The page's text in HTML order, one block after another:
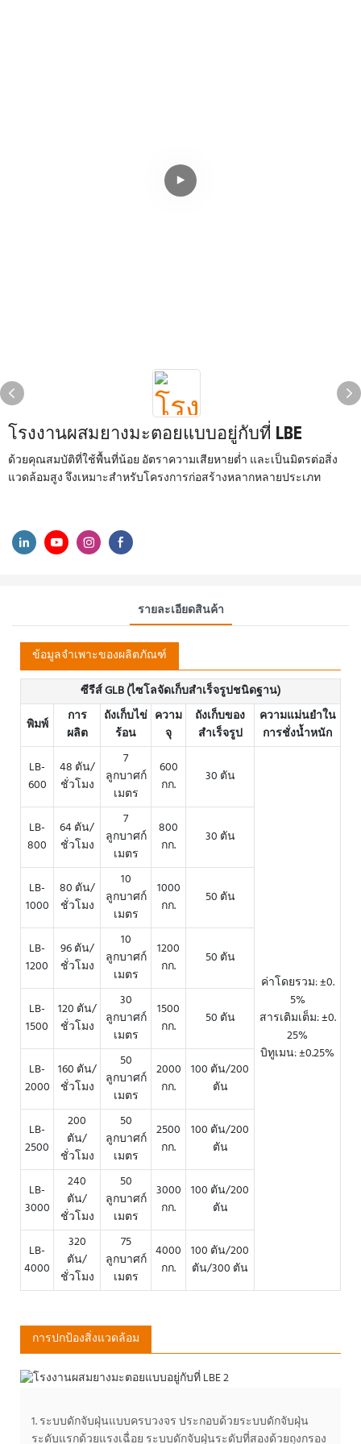
โรงงานผสมยางมะตอยแบบอยู่กับที่ LBE
ด้วยคุณสมบัติที่ใช้พื้นที่น้อย อัตราความเสียหายต่ำ และเป็นมิตรต่อสิ่ง
แวดล้อมสูง จึงเหมาะสำหรับโครงการก่อสร้างหลากหลายประเภท
รายละเอียดสินค้า
ข้อมูลจำเพาะของผลิตภัณฑ์
ซีรีส์ GLB (ไซโลจัดเก็บสำเร็จรูปชนิดฐาน)
พิมพ์
การ
ผลิต
ถังเก็บไข่
ร้อน
ความ
จุ
ถังเก็บของ
สำเร็จรูป
ความแม่นยำใน
การชั่งน้ำหนัก
LB-
600
48 ตัน/
ชั่วโมง
7
ลูกบาศก์
เมตร
600
กก.
30 ตัน
ค่าโดยรวม: ±0.
5%
สารเติมเต็ม: ±0.
25%
บิทูเมน: ±0.25%
LB-
800
64 ตัน/
ชั่วโมง
7
ลูกบาศก์
เมตร
800
กก.
30 ตัน
LB-
1000
80 ตัน/
ชั่วโมง
10
ลูกบาศก์
เมตร
1000
กก.
50 ตัน
LB-
1200
96 ตัน/
ชั่วโมง
10
ลูกบาศก์
เมตร
1200
กก.
50 ตัน
LB-
1500
120 ตัน/
ชั่วโมง
30
ลูกบาศก์
เมตร
1500
กก.
50 ตัน
LB-
2000
160 ตัน/
ชั่วโมง
50
ลูกบาศก์
เมตร
2000
กก.
100 ตัน/200
ตัน
LB-
2500
200
ตัน/
ชั่วโมง
50
ลูกบาศก์
เมตร
2500
กก.
100 ตัน/200
ตัน
LB-
3000
240
ตัน/
ชั่วโมง
50
ลูกบาศก์
เมตร
3000
กก.
100 ตัน/200
ตัน
LB-
4000
320
ตัน/
ชั่วโมง
75
ลูกบาศก์
เมตร
4000
กก.
100 ตัน/200
ตัน/300 ตัน
การปกป้องสิ่งแวดล้อม
1. ระบบดักจับฝุ่นแบบครบวงจร ประกอบด้วยระบบดักจับฝุ่น
ระดับแรกด้วยแรงเฉื่อย ระบบดักจับฝุ่นระดับที่สองด้วยถุงกรอง